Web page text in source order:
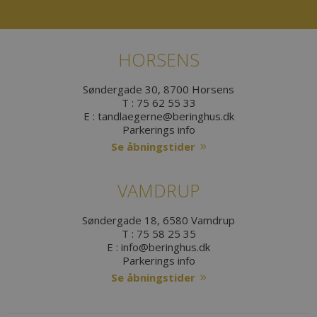
HORSENS
Søndergade 30, 8700 Horsens
T : 75 62 55 33
E : tandlaegerne@beringhus.dk
Parkerings info
Se åbningstider
VAMDRUP
Søndergade 18, 6580 Vamdrup
T : 75 58 25 35
E : info@beringhus.dk
Parkerings info
Se åbningstider